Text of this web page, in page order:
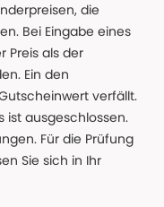
die
Bei Eingabe eines
Preis als der
Ein den
verfällt.
ist ausgeschlossen.
Für die Prüfung
Sie sich in Ihr